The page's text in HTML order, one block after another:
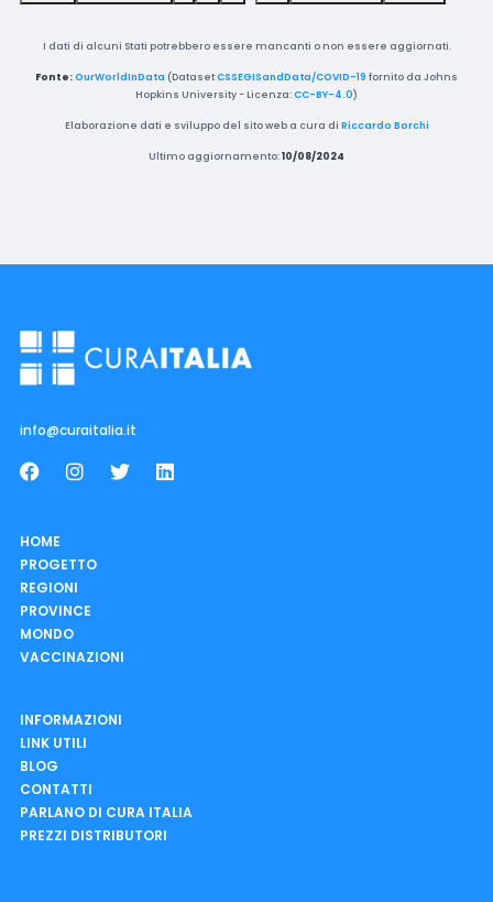
I dati di alcuni Stati potrebbero essere mancanti o non essere aggiornati.
Fonte:OurWorldInData (DatasetCSSEGISandData/COVID-19 fornito da Johns
Hopkins University - Licenza:CC-BY-4.0)
Elaborazione dati e sviluppo del sito web a cura di Riccardo Borchi
Ultimo aggiornamento:10/08/2024
info@curaitalia.it
HOME
PROGETTO
REGIONI
PROVINCE
MONDO
VACCINAZIONI
INFORMAZIONI
LINK UTILI
BLOG
CONTATTI
PARLANO DI CURA ITALIA
PREZZI DISTRIBUTORI